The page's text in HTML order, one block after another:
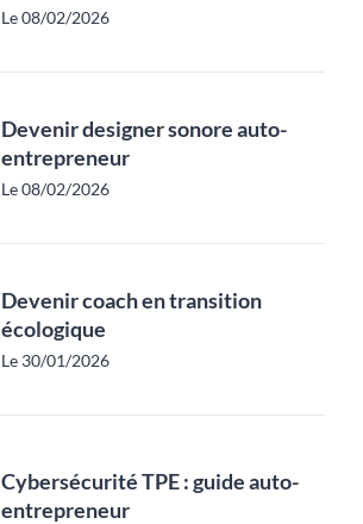
Le 08/02/2026
Devenir designer sonore auto-
entrepreneur
Le 08/02/2026
Devenir coach en transition
écologique
Le 30/01/2026
Cybersécurité TPE : guide auto-
entrepreneur